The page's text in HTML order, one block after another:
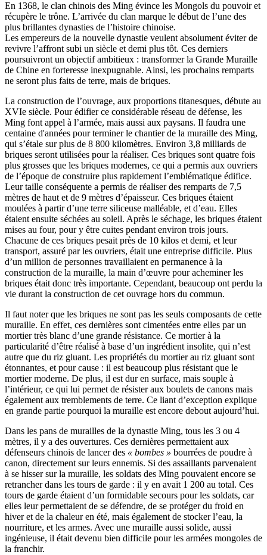
En 1368, le clan chinois des Ming évince les Mongols du pouvoir et
récupère le trône. L’arrivée du clan marque le début de l’une des
plus brillantes dynasties de l’histoire chinoise.
Les empereurs de la nouvelle dynastie veulent absolument éviter de
revivre l’affront subi un siècle et demi plus tôt. Ces derniers
poursuivront un objectif ambitieux : transformer la Grande Muraille
de Chine en forteresse inexpugnable. Ainsi, les prochains remparts
ne seront plus faits de terre, mais de briques.
La construction de l’ouvrage, aux proportions titanesques, débute au
XVIe siècle. Pour édifier ce considérable réseau de défense, les
Ming font appel à l’armée, mais aussi aux paysans. Il faudra une
centaine d'années pour terminer le chantier de la muraille des Ming,
qui s’étale sur plus de 8 800 kilomètres. Environ 3,8 milliards de
briques seront utilisées pour la réaliser. Ces briques sont quatre fois
plus grosses que les briques modernes, ce qui a permis aux ouvriers
de l’époque de construire plus rapidement l’emblématique édifice.
Leur taille conséquente a permis de réaliser des remparts de 7,5
mètres de haut et de 9 mètres d’épaisseur. Ces briques étaient
moulées à partir d’une terre siliceuse malléable, et d’eau. Elles
étaient ensuite séchées au soleil. Après le séchage, les briques étaient
mises au four, pour y être cuites pendant environ trois jours.
Chacune de ces briques pesait près de 10 kilos et demi, et leur
transport, assuré par les ouvriers, était une entreprise difficile. Plus
d’un million de personnes travaillaient en permanence à la
construction de la muraille, la main d’œuvre pour acheminer les
briques était donc très importante. Cependant, beaucoup ont perdu la
vie durant la construction de cet ouvrage hors du commun.
Il faut noter que les briques ne sont pas les seuls composants de cette
muraille. En effet, ces dernières sont cimentées entre elles par un
mortier très blanc d’une grande résistance. Ce mortier à la
particularité d’être réalisé à base d’un ingrédient insolite, qui n’est
autre que du riz gluant. Les propriétés du mortier au riz gluant sont
étonnantes, et pour cause : il est beaucoup plus résistant que le
mortier moderne. De plus, il est dur en surface, mais souple à
l’intérieur, ce qui lui permet de résister aux boulets de canons mais
également aux tremblements de terre. Ce liant d’exception explique
en grande partie pourquoi la muraille est encore debout aujourd’hui.
Dans les pans de murailles de la dynastie Ming, tous les 3 ou 4
mètres, il y a des ouvertures. Ces dernières permettaient aux
défenseurs chinois de lancer des « bombes » bourrées de poudre à
canon, directement sur leurs ennemis. Si des assaillants parvenaient
à se hisser sur la muraille, les soldats des Ming pouvaient encore se
retrancher dans les tours de garde : il y en avait 1 200 au total. Ces
tours de garde étaient d’un formidable secours pour les soldats, car
elles leur permettaient de se défendre, de se protéger du froid en
hiver et de la chaleur en été, mais également de stocker l’eau, la
nourriture, et les armes. Avec une muraille aussi solide, aussi
ingénieuse, il était devenu bien difficile pour les armées mongoles de
la franchir.